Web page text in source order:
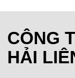
CÔNG
HẢI